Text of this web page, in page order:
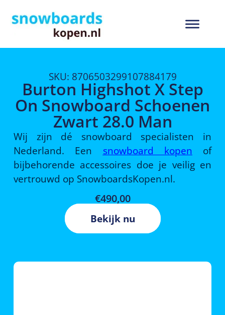
SKU: 8706503299107884179
Burton Highshot X Step
On Snowboard Schoenen
Zwart 28.0 Man
Wij zijn dé snowboard specialisten in
Nederland. Een snowboard kopen of
bijbehorende accessoires doe je veilig en
vertrouwd op SnowboardsKopen.nl.
€490,00
Bekijk nu